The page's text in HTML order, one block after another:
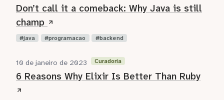
Don’t call it a comeback: Why Java is still
champ
java programacao backend
10 de janeiro de 2023 Curadoria
6 Reasons Why Elixir Is Better Than Ruby